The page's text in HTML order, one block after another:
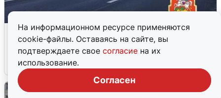
На информационном ресурсе применяются
cookie-файлы. Оставаясь на сайте, вы
подтверждаете свое согласие на их
использование.
Согласен
Пять машин столкнулись на
Дмитровском шоссе в Подмосковье
4 августа 0